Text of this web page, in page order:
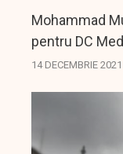
Mohammad
pentru DC
către
14 DECEMBRIE 2021